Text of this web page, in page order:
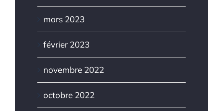
mars 2023
février 2023
novembre 2022
octobre 2022